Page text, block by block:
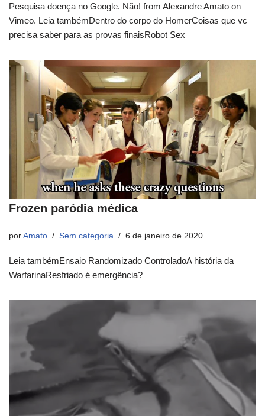
Pesquisa doença no Google. Não! from Alexandre Amato on
Vimeo. Leia tambémDentro do corpo do HomerCoisas que vc
precisa saber para as provas finaisRobot Sex
Frozen paródia médica
por Amato Sem categoria 6 de janeiro de 2020
Leia tambémEnsaio Randomizado ControladoA história da
WarfarinaResfriado é emergência?